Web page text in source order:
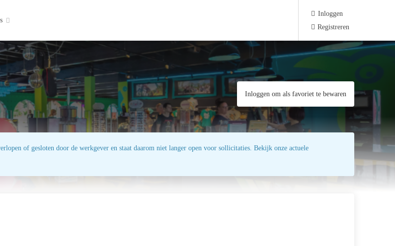
Inloggen
Registreren
Inloggen om als favoriet te bewaren
of gesloten door de werkgever en staat daarom niet langer open voor sollicitaties. Bekijk onze actuele